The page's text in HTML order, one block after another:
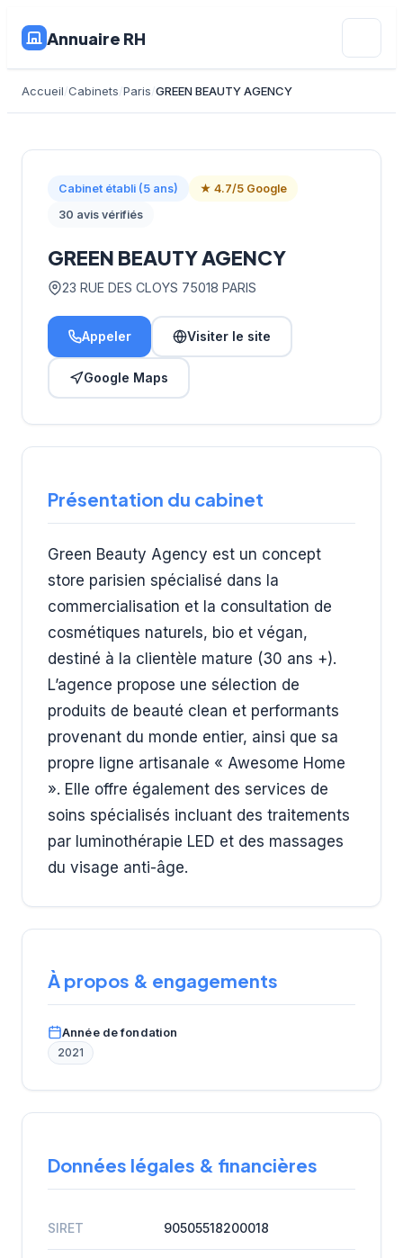
Annuaire RH
Accueil Cabinets Paris GREEN BEAUTY AGENCY
Cabinet établi (5 ans)
★ 4.7/5 Google
30 avis vérifiés
GREEN BEAUTY AGENCY
23 RUE DES CLOYS 75018 PARIS
Appeler Visiter le site
Google Maps
Présentation du cabinet
Green Beauty Agency est un concept
store parisien spécialisé dans la
commercialisation et la consultation de
cosmétiques naturels, bio et végan,
destiné à la clientèle mature (30 ans +).
L’agence propose une sélection de
produits de beauté clean et performants
provenant du monde entier, ainsi que sa
propre ligne artisanale « Awesome Home
». Elle offre également des services de
soins spécialisés incluant des traitements
par luminothérapie LED et des massages
du visage anti-âge.
À propos & engagements
Année de fondation
2021
Données légales & financières
SIRET 90505518200018